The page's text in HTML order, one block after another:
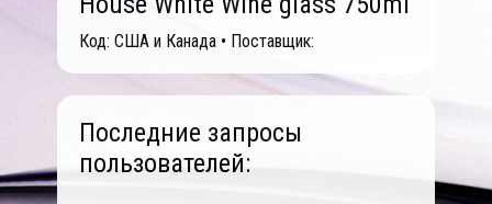
Код: США и Канада • Поставщик:
Последние запросы
пользователей: